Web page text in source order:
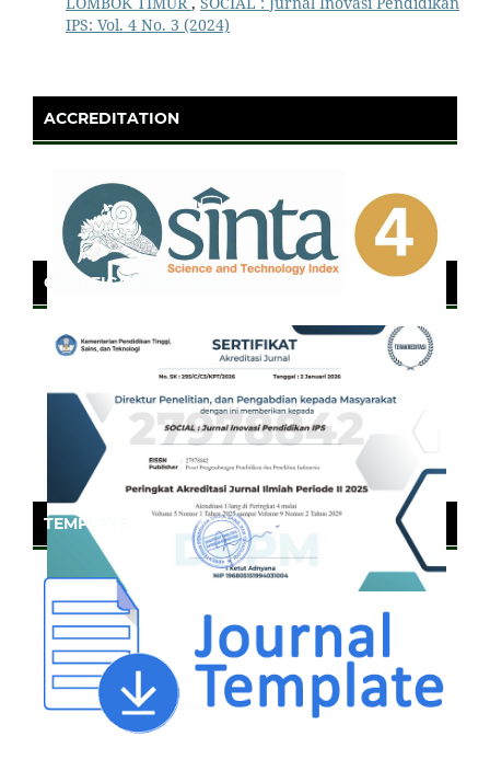
IPS: Vol. 4 No. 3 (2024)
ACCREDITATION
CERTIFICATE OF SINTA
TEMPLATE